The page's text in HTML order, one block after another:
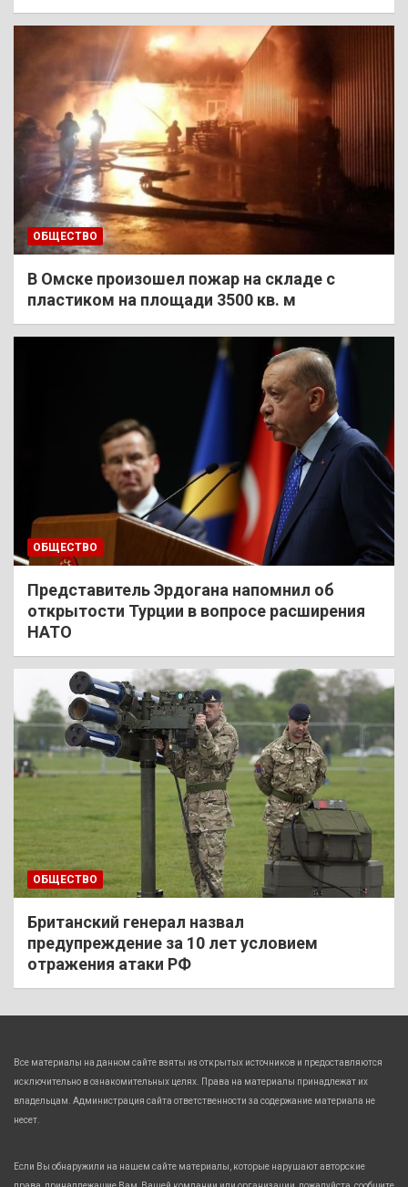
ОБЩЕСТВО
В Омске произошел пожар на складе с
пластиком на площади 3500 кв. м
ОБЩЕСТВО
Представитель Эрдогана напомнил об
открытости Турции в вопросе расширения
НАТО
ОБЩЕСТВО
Британский генерал назвал
предупреждение за 10 лет условием
отражения атаки РФ
Все материалы на данном сайте взяты из открытых источников и предоставляются
исключительно в ознакомительных целях. Права на материалы принадлежат их
владельцам. Администрация сайта ответственности за содержание материала не
несет.
Если Вы обнаружили на нашем сайте материалы, которые нарушают авторские